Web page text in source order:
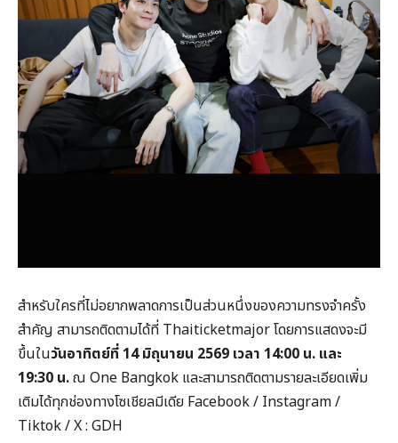
สำหรับใครที่ไม่อยากพลาดการเป็นส่วนหนึ่งของความทรงจำครั้ง
สำคัญ สามารถติดตามได้ที่ Thaiticketmajor โดยการแสดงจะมี
ขึ้นในวันอาทิตย์ที่ 14มิถุนายน 2569 เวลา 14:00 น. และ
19:30 น.ณ One Bangkok และสามารถติดตามรายละเอียดเพิ่ม
เติมได้ทุกช่องทางโซเชียลมีเดีย Facebook / Instagram /
Tiktok / X : GDH